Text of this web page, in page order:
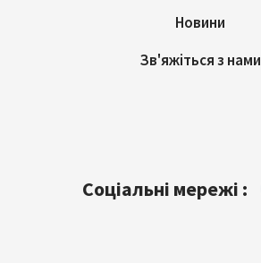
Новини
Зв'яжіться з нами
Соціальні мережі :